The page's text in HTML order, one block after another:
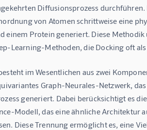
Diffusionsprozess
von Atomen schrittweise eine
einem Protein generiert. Diese
Learning-Methoden, die Docking oft
im Wesentlichen aus zwei
Graph-Neurales-Netzwerk,
generiert. Dabei berücksichtigt es
Modell, das eine ähnliche
Diese Trennung ermöglicht es, eine